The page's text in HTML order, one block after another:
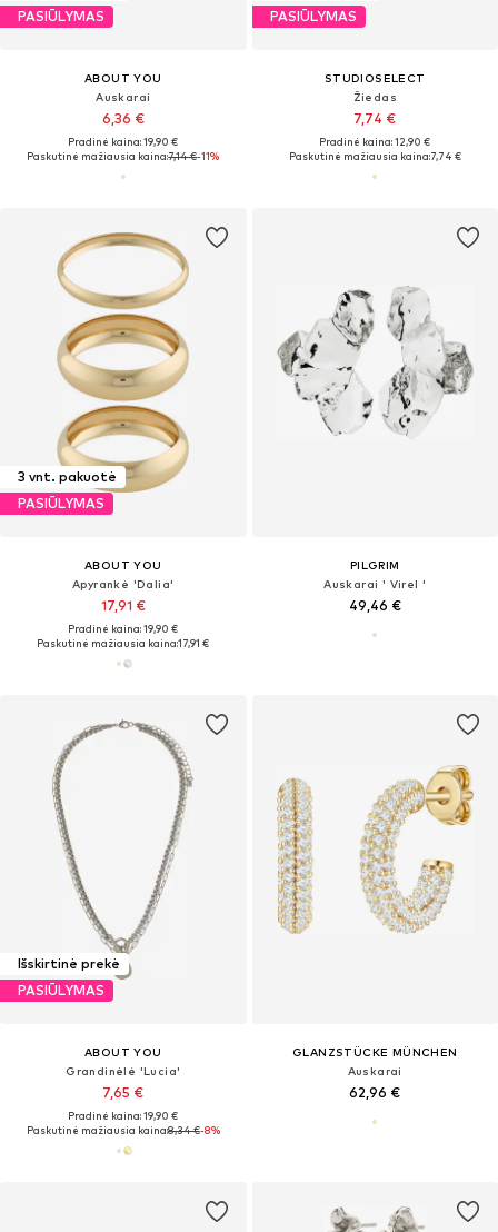
PASIŪLYMAS
ABOUT YOU
Auskarai
6,36 €
Pradinė kaina: 19,90 €
Paskutinė mažiausia kaina:7,14 €-11%
PASIŪLYMAS
STUDIOSELECT
Žiedas
7,74 €
Pradinė kaina: 12,90 €
Paskutinė mažiausia kaina:7,74 €
3 vnt. pakuotė
PASIŪLYMAS
ABOUT YOU
Apyrankė 'Dalia'
17,91 €
Pradinė kaina: 19,90 €
Paskutinė mažiausia kaina:17,91 €
PILGRIM
Auskarai ' Virel '
49,46 €
Išskirtinė prekė
PASIŪLYMAS
ABOUT YOU
Grandinėlė 'Lucia'
7,65 €
Pradinė kaina: 19,90 €
Paskutinė mažiausia kaina:8,34 €-8%
GLANZSTÜCKE MÜNCHEN
Auskarai
62,96 €